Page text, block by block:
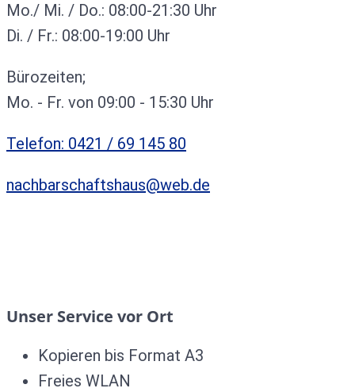
Mo./ Mi. / Do.: 08:00-21:30 Uhr
Di. / Fr.: 08:00-19:00 Uhr
Bürozeiten;
Mo. - Fr. von 09:00 - 15:30 Uhr
Telefon: 0421 / 69 145 80
nachbarschaftshaus@web.de
Unser Service vor Ort
Kopieren bis Format A3
Freies WLAN